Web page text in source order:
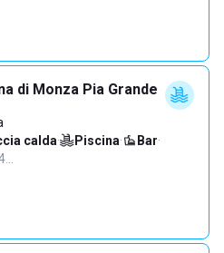
di Monza Pia Grande
calda· Piscina· Bar·